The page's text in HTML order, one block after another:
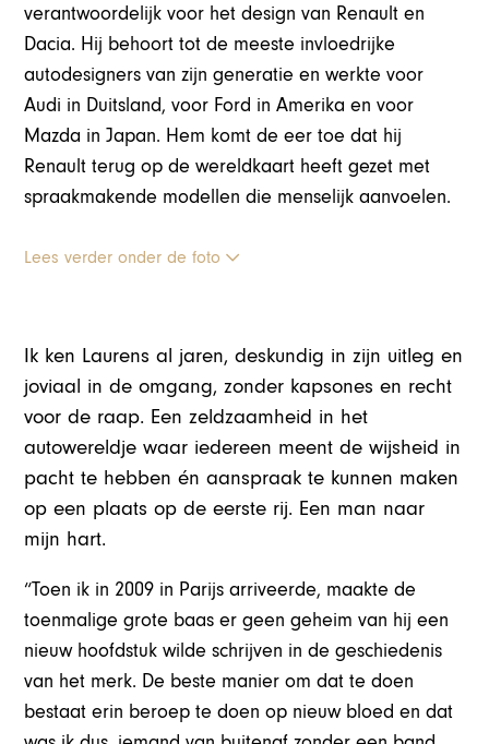
verantwoordelijk voor het design van Renault en
Dacia. Hij behoort tot de meeste invloedrijke
autodesigners van zijn generatie en werkte voor
Audi in Duitsland, voor Ford in Amerika en voor
Mazda in Japan. Hem komt de eer toe dat hij
Renault terug op de wereldkaart heeft gezet met
spraakmakende modellen die menselijk aanvoelen.
Lees verder onder de foto
Ik ken Laurens al jaren, deskundig in zijn uitleg en
joviaal in de omgang, zonder kapsones en recht
voor de raap. Een zeldzaamheid in het
autowereldje waar iedereen meent de wijsheid in
pacht te hebben én aanspraak te kunnen maken
op een plaats op de eerste rij. Een man naar
mijn hart.
“Toen ik in 2009 in Parijs arriveerde, maakte de
toenmalige grote baas er geen geheim van hij een
nieuw hoofdstuk wilde schrijven in de geschiedenis
van het merk. De beste manier om dat te doen
bestaat erin beroep te doen op nieuw bloed en dat